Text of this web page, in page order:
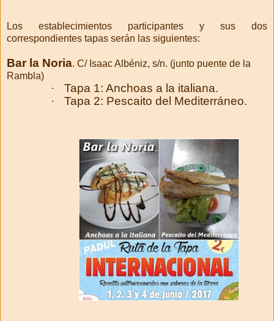
Los establecimientos participantes y sus dos
correspondientes tapas serán las siguientes:
Bar la Noria. C/ Isaac Albéniz, s/n. (junto puente de la
Rambla)
·
Tapa 1: Anchoas a la italiana.
·
Tapa 2: Pescaito del Mediterráneo.